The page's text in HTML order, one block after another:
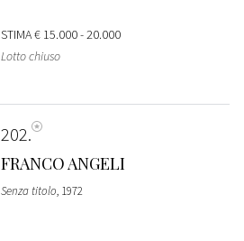
STIMA€ 15.000 - 20.000
Lotto chiuso
202
FRANCO ANGELI
Senza titolo, 1972